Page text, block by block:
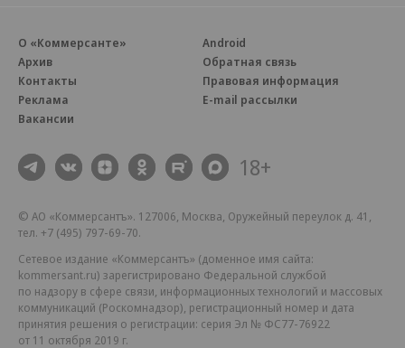
О «Коммерсанте»
Архив
Контакты
Реклама
Вакансии
Android
Обратная связь
Правовая информация
E-mail рассылки
18+
© АО «Коммерсантъ». 127006, Москва, Оружейный переулок д. 41,
тел. +7 (495) 797-69-70.
Сетевое издание «Коммерсантъ» (доменное имя сайта:
kommersant.ru) зарегистрировано Федеральной службой
по надзору в сфере связи, информационных технологий и массовых
коммуникаций (Роскомнадзор), регистрационный номер и дата
принятия решения о регистрации: серия Эл № ФС77-76922
от 11 октября 2019 г.